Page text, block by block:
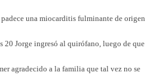
una miocarditis fulminante de origen
20 Jorge ingresó al quirófano, luego de que
agradecido a la familia que tal vez no se